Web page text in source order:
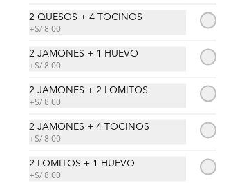
Taco de suprema
Tortilla, frijol, suprema de pollo,
elección.
S/ 25.00
Taco vegetariano
ensaladas, papas al hilo a elección.
2 QUESOS + 4 TOCINOS
+S/ 8.00
2 JAMONES + 1 HUEVO
+S/ 8.00
2 JAMONES + 2 LOMITOS
+S/ 8.00
2 JAMONES + 4 TOCINOS
+S/ 8.00
2 LOMITOS + 1 HUEVO
+S/ 8.00